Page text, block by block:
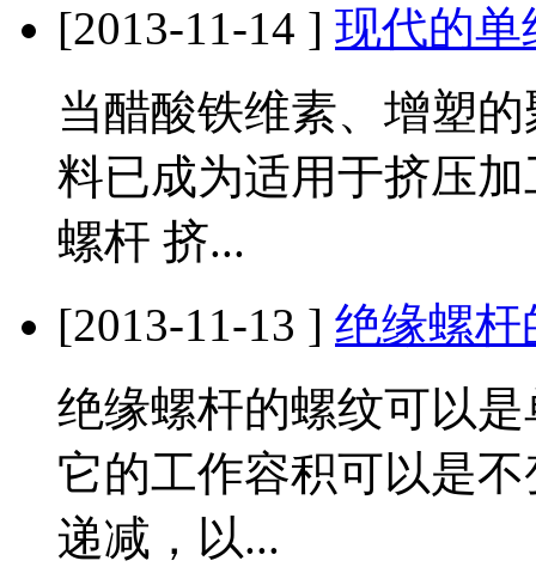
[2013-11-14 ] 现代的单
当醋酸铁维素、增塑
料已成为适用于挤压
螺杆 挤...
[2013-11-13 ] 绝缘螺杆
绝缘螺杆的螺纹可以
它的工作容积可以是
递减，以...